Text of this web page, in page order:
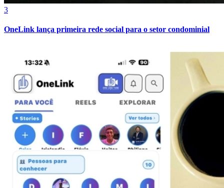
Atlético-MG
3
OneLink lança primeira rede social para o setor condominial